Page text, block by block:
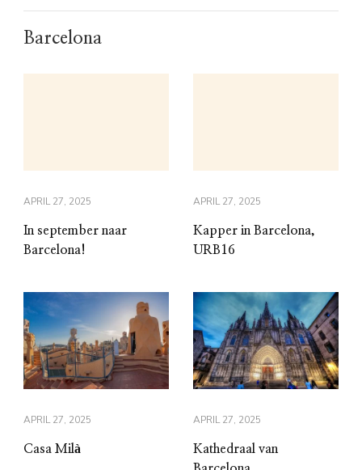
Barcelona
APRIL 27, 2025
In september naar
Barcelona!
APRIL 27, 2025
Kapper in Barcelona,
URB16
APRIL 27, 2025
Casa Milà
APRIL 27, 2025
Kathedraal van